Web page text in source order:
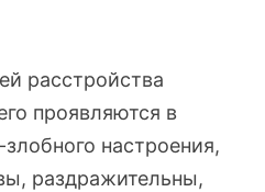
расстройства
проявляются в
настроения,
раздражительны,